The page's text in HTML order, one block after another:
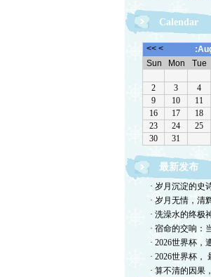
Calendar
最新发布
· 岁月沉淀的史
· 岁月无情，清
· 洗澡水的终极
· 宿命的交响：
· 2026世界杯，
· 2026世界杯，
· 算不清的因果